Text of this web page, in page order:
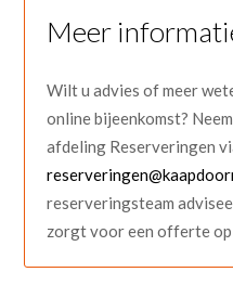
Meer
Wilt u advies of meer
online bijeenkomst?
afdeling Reserveringen
reserveringsteam
zorgt voor een offerte op